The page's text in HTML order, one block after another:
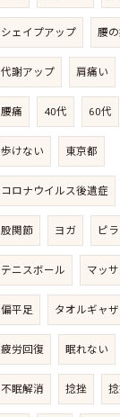
シェイプアップ 腰
代謝アップ 肩痛い
腰痛 40代 60代
歩けない 東京都
コロナウイルス後遺症
股関節 ヨガ ピ
テニスボール マッ
偏平足 タオルギャ
疲労回復 眠れない
不眠解消 捻挫